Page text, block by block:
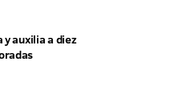
y auxilia a diez